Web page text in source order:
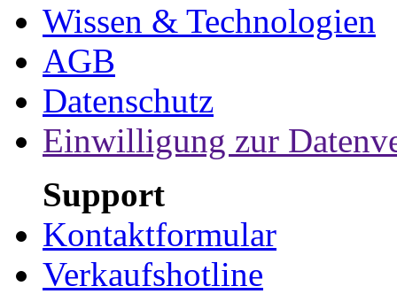
Wissen & Technologien
AGB
Datenschutz
Einwilligung zur
Support
Kontaktformular
Verkaufshotline